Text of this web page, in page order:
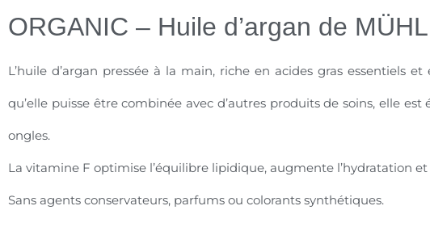
ORGANIC – Huile d’argan de
L’huile d’argan pressée à la main, riche en acides gras essentiels
qu’elle puisse être combinée avec d’autres produits de soins, elle
ongles.
La vitamine F optimise l’équilibre lipidique, augmente l’hydratation et
Sans agents conservateurs, parfums ou colorants synthétiques.